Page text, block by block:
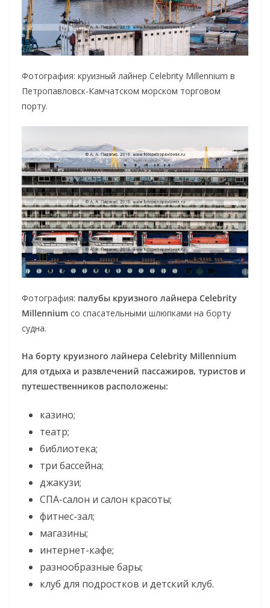
Фотография: круизный лайнер Celebrity Millennium в
Петропавловск-Камчатском морском торговом
порту.
Фотография: палубы круизного лайнера Celebrity
Millennium со спасательными шлюпками на борту
судна.
На борту круизного лайнера Celebrity Millennium
для отдыха и развлечений пассажиров, туристов и
путешественников расположены:
казино;
театр;
библиотека;
три бассейна;
джакузи;
СПА-салон и салон красоты;
фитнес-зал;
магазины;
интернет-кафе;
разнообразные бары;
клуб для подростков и детский клуб.